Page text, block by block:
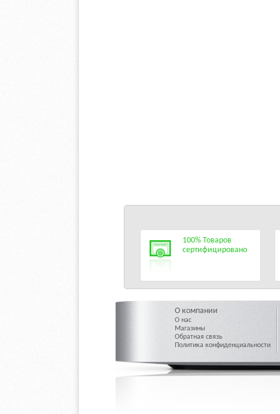
100% Товаров
сертифицировано
О компании
О нас
Магазины
Обратная связь
Политика конфиденциальности